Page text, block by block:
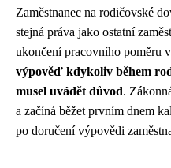
Zaměstnanec na rodičovské
stejná práva jako ostatní
ukončení pracovního poměru
výpověď kdykoliv během
musel uvádět důvod.
a začíná běžet prvním dnem
po doručení výpovědi